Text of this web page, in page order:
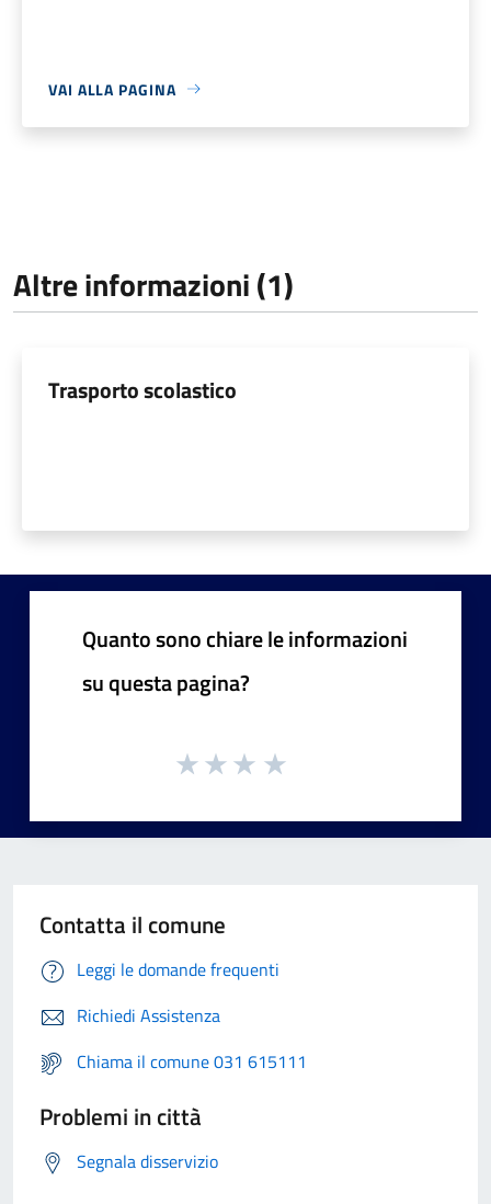
VAI ALLA PAGINA
Altre informazioni (1)
Trasporto scolastico
Quanto sono chiare le informazioni
su questa pagina?
Contatta il comune
Leggi le domande frequenti
Richiedi Assistenza
Chiama il comune 031 615111
Problemi in città
Segnala disservizio